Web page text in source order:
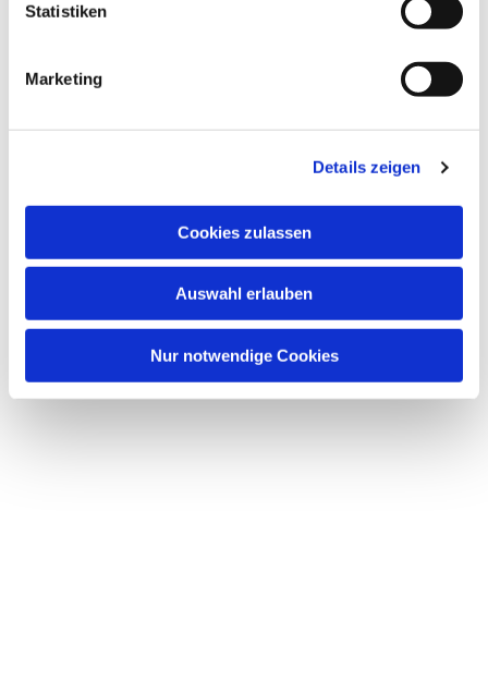
Statistiken
Marketing
Details zeigen
Cookies zulassen
Auswahl erlauben
Nur notwendige Cookies